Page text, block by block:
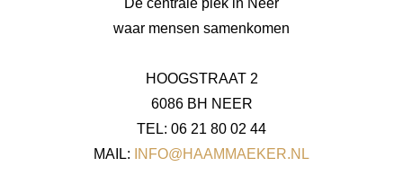
waar mensen samenkomen
HOOGSTRAAT 2
6086 BH NEER
TEL: 06 21 80 02 44
MAIL:
INFO@HAAMMAEKER.NL